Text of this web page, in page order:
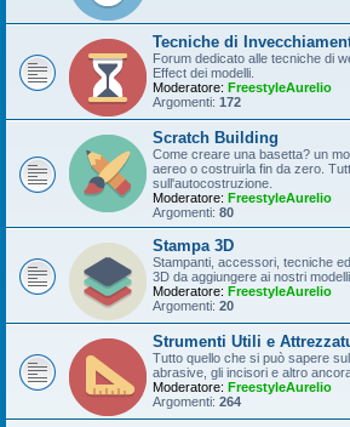
Tecniche di
Forum dedicato alle tecniche di
Effect dei modelli.
Moderatore: FreestyleAurelio
Argomenti: 172
Scratch Building
Come creare una basetta? un
aereo o costruirla fin da zero.
sull'autocostruzione.
Moderatore: FreestyleAurelio
Argomenti: 80
Stampa 3D
Stampanti, accessori, tecniche
3D da aggiungere ai nostri
Moderatore: FreestyleAurelio
Argomenti: 20
Strumenti Utili e
Tutto quello che si può sapere
abrasive, gli incisori e altro
Moderatore: FreestyleAurelio
Argomenti: 264